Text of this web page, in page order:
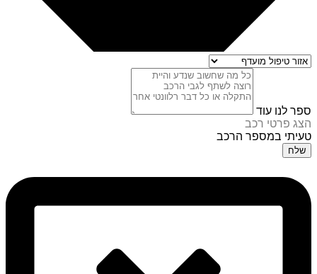
ספר לנו עוד
הצג פרטי רכב
טעיתי במספר הרכב
שלח